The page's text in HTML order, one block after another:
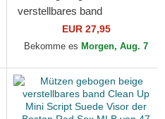
verstellbares band
9TWENTY Core Classic der
Boston Red Sox MLB von
EUR 27,95
Bekomme es Morgen, Aug. 7